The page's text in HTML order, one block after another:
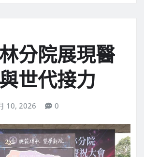
分院展現醫
世代接力
10, 2026 0